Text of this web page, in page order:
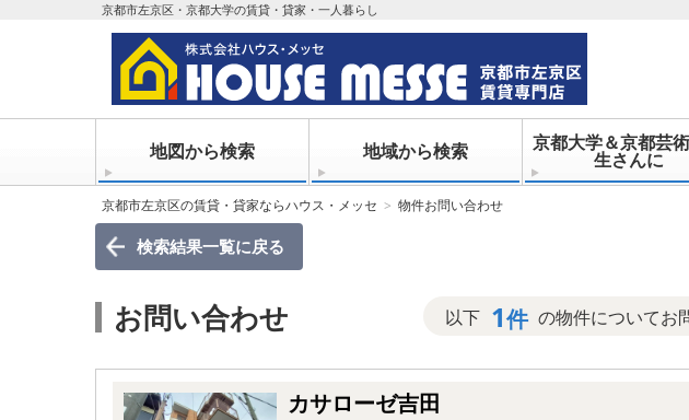
京都市左京区・京都大学の賃貸・貸家・一人暮らし
地図から検索 地域から検索 京都大学＆京都芸
生さんに
京都市左京区の賃貸・貸家ならハウス・メッセ 物件お問い合わせ
検索結果一覧に戻る
お問い合わせ 以下 1件 の物件についてお
カサローゼ吉田